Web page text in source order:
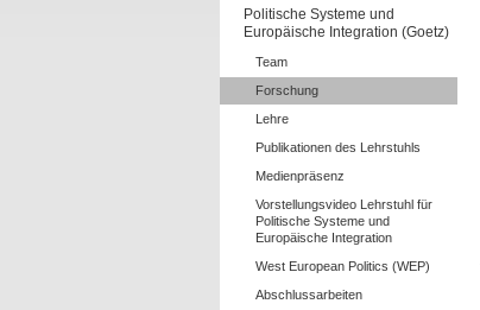
Politische Systeme und
Europäische Integration (Goetz)
Team
Forschung
Lehre
Publikationen des Lehrstuhls
Medienpräsenz
Vorstellungsvideo Lehrstuhl für
Politische Systeme und
Europäische Integration
West European Politics (WEP)
Abschlussarbeiten